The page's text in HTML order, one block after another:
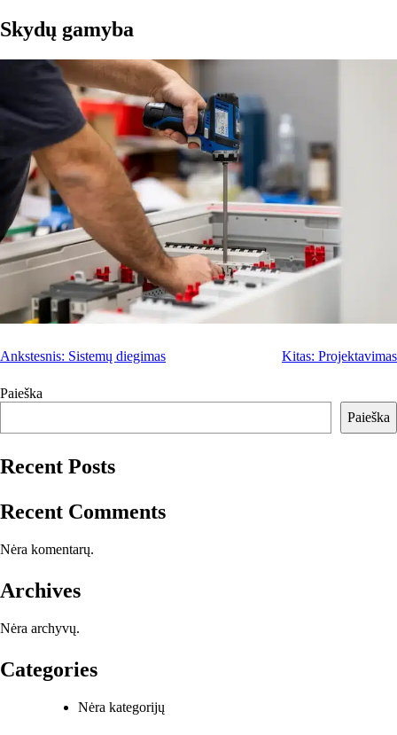
Skydų gamyba
Navigacija
tarp
įrašų
Ankstesnis: Sistemų diegimas Kitas: Projektavimas
Paieška
Paieška
Recent Posts
Recent Comments
Nėra komentarų.
Archives
Nėra archyvų.
Categories
Nėra kategorijų